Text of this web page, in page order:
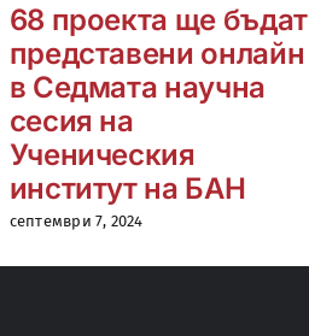
68 проекта ще бъдат
представени онлайн
в Седмата научна
сесия на
Ученическия
институт на БАН
септември 7, 2024